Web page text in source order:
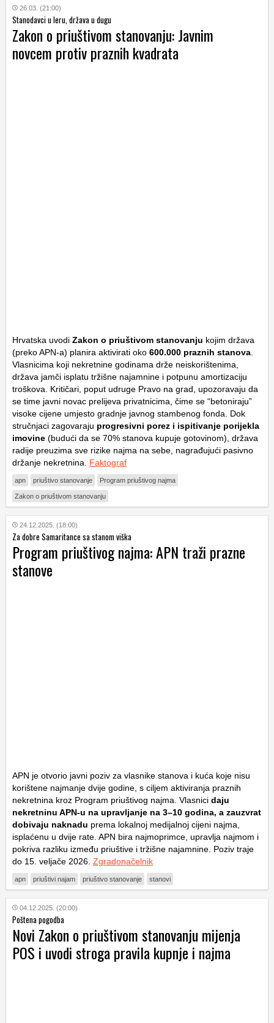
26.03. (21:00)
Stanodavci u leru, država u dugu
Zakon o priuštivom stanovanju: Javnim
novcem protiv praznih kvadrata
Hrvatska uvodi Zakon o priuštivom stanovanju kojim država
(preko APN-a) planira aktivirati oko 600.000 praznih stanova
Vlasnicima koji nekretnine godinama drže neiskorištenima,
država jamči isplatu tržišne najamnine i potpunu amortizaciju
troškova. Kritičari, poput udruge Pravo na grad , upozoravaju da
se time javni novac prelijeva privatnicima, čime se “betoniraju”
visoke cijene umjesto gradnje javnog stambenog fonda. Dok
stručnjaci zagovaraju progresivni porez i ispitivanje porijekla
imovine (budući da se 70% stanova kupuje gotovinom), država
radije preuzima sve rizike najma na sebe, nagrađujući pasivno
držanje nekretnina. Faktograf
apn priuštivo stanovanje Program priuštivog najma
Zakon o priuštivom stanovanju
24.12.2025. (18:00)
Za dobre Samaritance sa stanom viška
Program priuštivog najma: APN traži prazne
stanove
APN je otvorio javni poziv za vlasnike stanova i kuća koje nisu
korištene najmanje dvije godine, s ciljem aktiviranja praznih
nekretnina kroz Program priuštivog najma. Vlasnici daju
nekretninu APN-u na upravljanje na 3–10 godina, a zauzvrat
dobivaju naknadu prema lokalnoj medijalnoj cijeni najma,
isplaćenu u dvije rate. APN bira najmoprimce, upravlja najmom i
pokriva razliku između priuštive i tržišne najamnine. Poziv traje
do 15. veljače 2026. Zgradonačelnik
apn priuštivi najam priuštivo stanovanje stanovi
04.12.2025. (20:00)
Poštena pogodba
Novi Zakon o priuštivom stanovanju mijenja
POS i uvodi stroga pravila kupnje i najma